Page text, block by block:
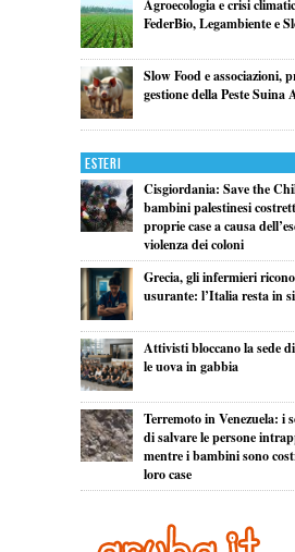
Agroecologia e crisi
FederBio, Legambiente e
Slow Food e associazioni,
gestione della Peste Suina
Esteri
Cisgiordania: Save the
bambini palestinesi
proprie case a causa
violenza dei coloni
Grecia, gli infermieri
usurante: l’Italia resta in
Attivisti bloccano la sede
le uova in gabbia
Terremoto in Venezuela: i
di salvare le persone
mentre i bambini sono
loro case